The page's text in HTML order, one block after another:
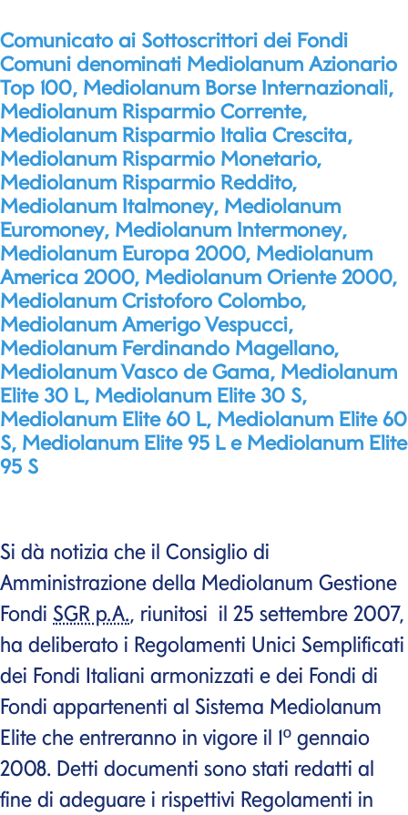
Comunicato ai Sottoscrittori dei Fondi
Comuni denominati Mediolanum Azionario
Top 100, Mediolanum Borse Internazionali,
Mediolanum Risparmio Corrente,
Mediolanum Risparmio Italia Crescita,
Mediolanum Risparmio Monetario,
Mediolanum Risparmio Reddito,
Mediolanum Italmoney, Mediolanum
Euromoney, Mediolanum Intermoney,
Mediolanum Europa 2000, Mediolanum
America 2000, Mediolanum Oriente 2000,
Mediolanum Cristoforo Colombo,
Mediolanum Amerigo Vespucci,
Mediolanum Ferdinando Magellano,
Mediolanum Vasco de Gama, Mediolanum
Elite 30 L, Mediolanum Elite 30 S,
Mediolanum Elite 60 L, Mediolanum Elite 60
S, Mediolanum Elite 95 L e Mediolanum Elite
95 S
Si dà notizia che il Consiglio di
Amministrazione della Mediolanum Gestione
Fondi SGR p.A., riunitosi il 25 settembre 2007,
ha deliberato i Regolamenti Unici Semplificati
dei Fondi Italiani armonizzati e dei Fondi di
Fondi appartenenti al Sistema Mediolanum
Elite che entreranno in vigore il 1º gennaio
2008. Detti documenti sono stati redatti al
fine di adeguare i rispettivi Regolamenti in